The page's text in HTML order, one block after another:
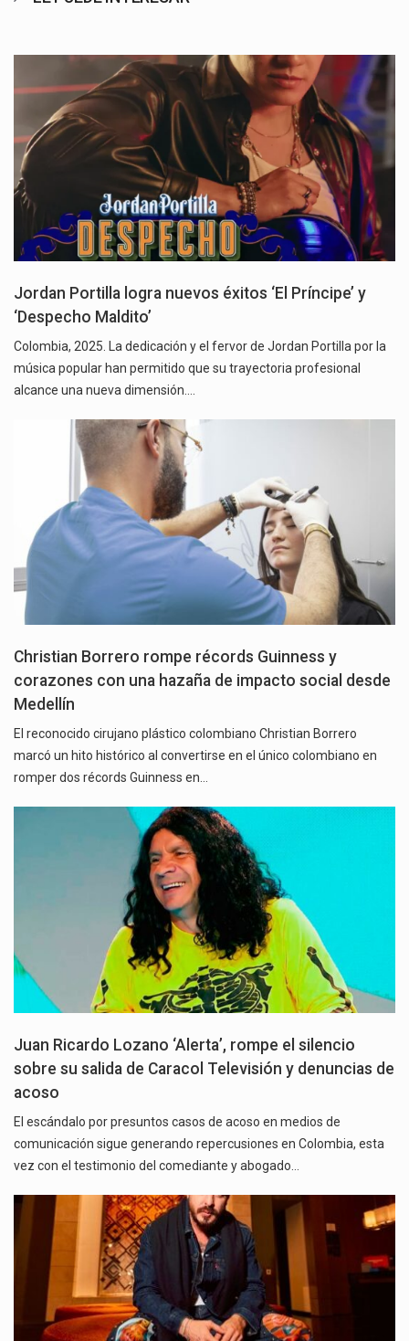
Jordan Portilla logra nuevos éxitos ‘El Príncipe’ y
‘Despecho Maldito’
Colombia, 2025. La dedicación y el fervor de Jordan Portilla por la
música popular han permitido que su trayectoria profesional
alcance una nueva dimensión.…
Christian Borrero rompe récords Guinness y
corazones con una hazaña de impacto social desde
Medellín
El reconocido cirujano plástico colombiano Christian Borrero
marcó un hito histórico al convertirse en el único colombiano en
romper dos récords Guinness en…
Juan Ricardo Lozano ‘Alerta’, rompe el silencio
sobre su salida de Caracol Televisión y denuncias de
acoso
El escándalo por presuntos casos de acoso en medios de
comunicación sigue generando repercusiones en Colombia, esta
vez con el testimonio del comediante y abogado…